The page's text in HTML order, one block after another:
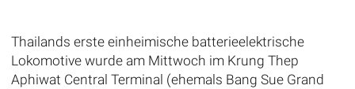
Thailands erste einheimische batterieelektrische
Lokomotive wurde am Mittwoch im Krung Thep
Aphiwat Central Terminal (ehemals Bang Sue Grand